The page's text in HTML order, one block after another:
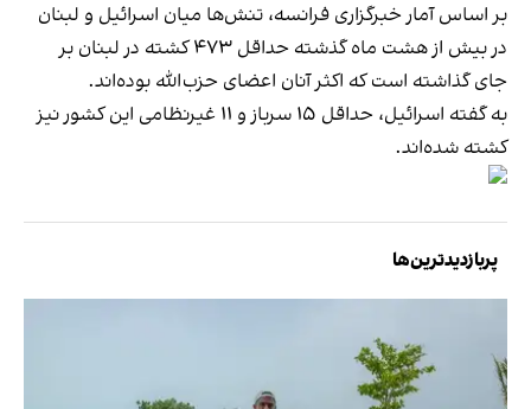
بر اساس آمار خبرگزاری فرانسه، تنش‌ها میان اسرائیل و لبنان
در بیش از هشت ماه گذشته حداقل ۴۷۳ کشته در لبنان بر
جای گذاشته است که اکثر آنان اعضای حزب‌الله بوده‌اند.
به گفته اسرائیل، حداقل ۱۵ سرباز و ۱۱ غیرنظامی این کشور نیز
کشته شده‌اند.
پربازدیدترین‌ها